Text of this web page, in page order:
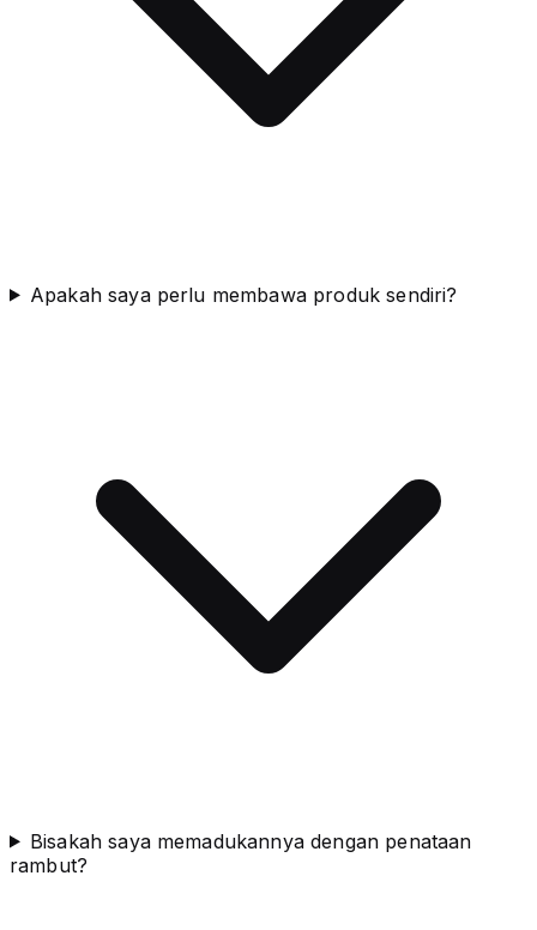
Apakah saya perlu membawa produk sendiri?
Bisakah saya memadukannya dengan penataan
rambut?